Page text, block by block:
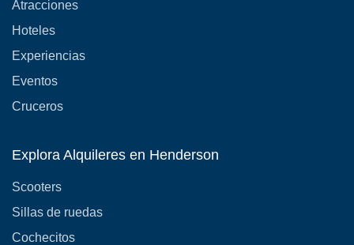
Atracciones
Hoteles
Experiencias
Eventos
Cruceros
Explora Alquileres en Henderson
Scooters
Sillas de ruedas
Cochecitos